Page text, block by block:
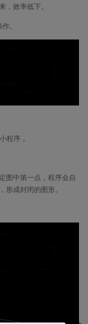
，效率低下。
。
程序，
图中第一点，程序会自
形成封闭的图形。